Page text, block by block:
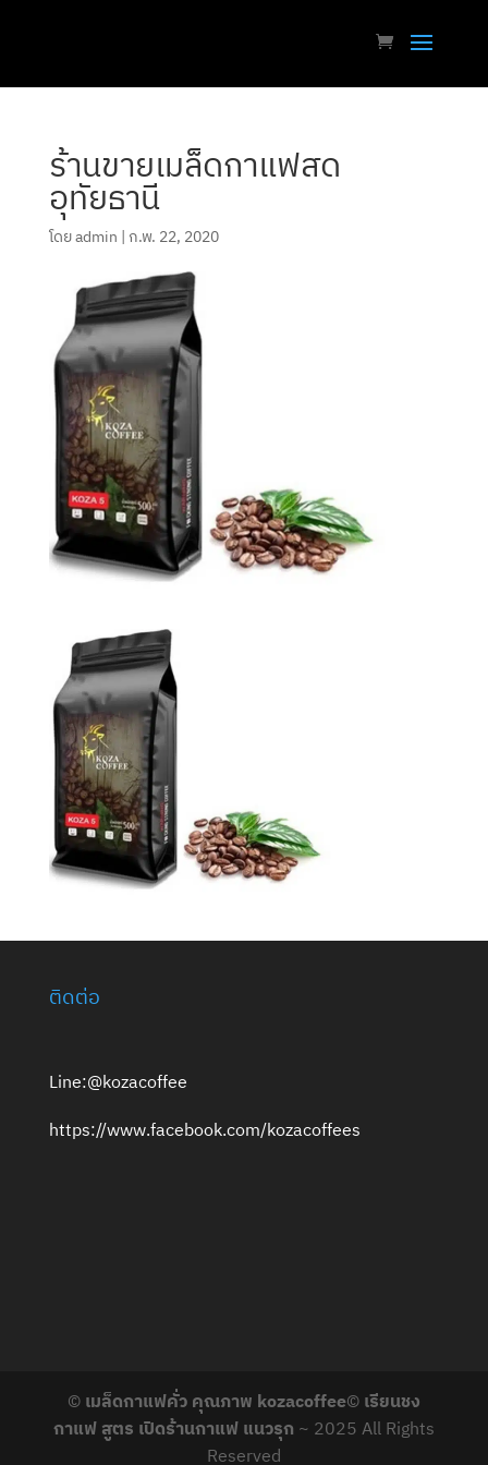
ร้านขายเมล็ดกาแฟสด
อุทัยธานี
โดยadmin | ก.พ. 22, 2020
ติดต่อ
Line:@kozacoffee
https://www.facebook.com/kozacoffees
© เมล็ดกาแฟคั่ว คุณภาพ kozacoffee© เรียนชง
กาแฟ สูตร เปิดร้านกาแฟ แนวรุก ~ 2025 All Rights
Reserved